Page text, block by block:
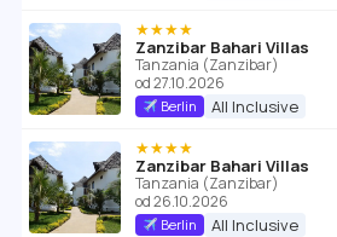
★★★★
Zanzibar Bahari Villas
Tanzania (Zanzibar)
od 27.10.2026
Berlin All Inclusive
★★★★
Zanzibar Bahari Villas
Tanzania (Zanzibar)
od 26.10.2026
Berlin All Inclusive